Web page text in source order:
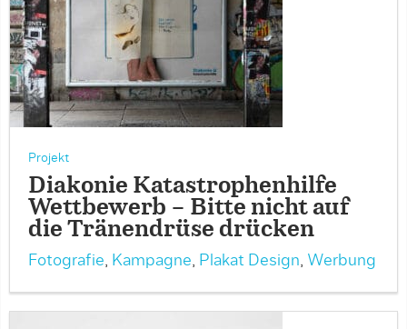
Projekt
Diakonie Katastrophenhilfe
Wettbewerb – Bitte nicht auf
die Tränendrüse drücken
Fotografie, Kampagne, Plakat Design, Werbung